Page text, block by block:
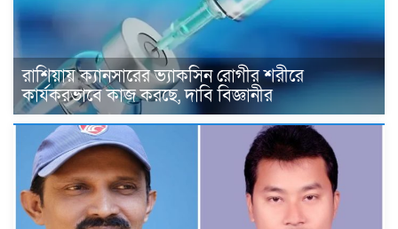
রাশিয়ায় ক্যানসারের ভ্যাকসিন রোগীর শরীরে
কার্যকরভাবে কাজ করছে, দাবি বিজ্ঞানীর